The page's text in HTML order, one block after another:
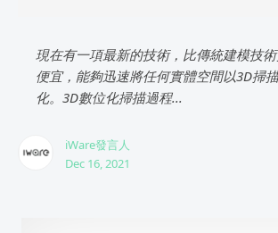
現在有一項最新的技術，比傳統建模技
便宜，能夠迅速將任何實體空間以3D掃
化。3D數位化掃描過程...
iWare發言人
Dec 16, 2021